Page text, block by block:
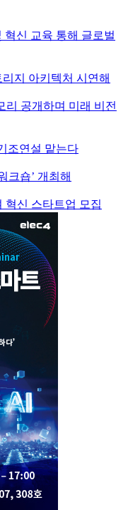
혁신 교육 통해 글로벌
지 아키텍처 시연해
리 공개하며 미래 비전
조연설 맡는다
크숍’ 개최해
혁신 스타트업 모집